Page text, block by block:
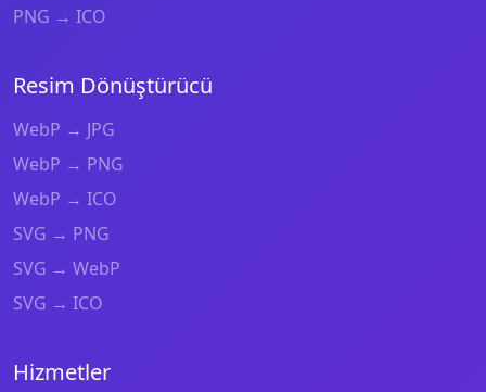
PNG → ICO
Resim Dönüştürücü
WebP → JPG
WebP → PNG
WebP → ICO
SVG → PNG
SVG → WebP
SVG → ICO
Hizmetler